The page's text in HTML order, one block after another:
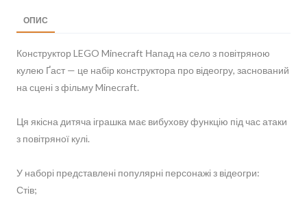
ОПИС
Конструктор LEGO Minecraft Напад на село з повітряною
кулею Ґаст — це набір конструктора про відеогру, заснований
на сцені з фільму Minecraft.
Ця якісна дитяча іграшка має вибухову функцію під час атаки
з повітряної кулі.
У наборі представлені популярні персонажі з відеогри:
Стів;